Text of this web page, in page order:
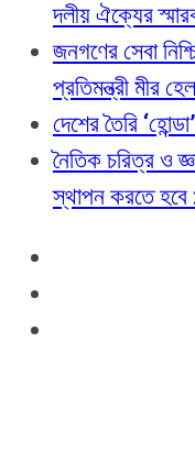
দলীয় ঐক্যের
জনগণের সেবা
প্রতিমন্ত্রী মীর
দেশের তৈরি
নৈতিক চরিত্র ও
স্থাপন করতে